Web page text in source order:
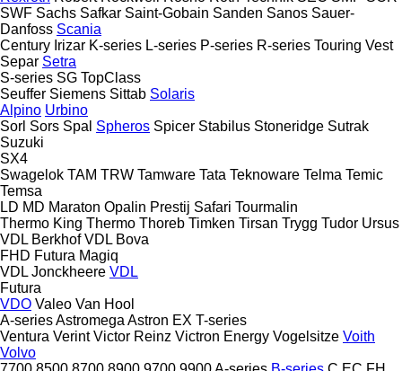
SWF Sachs Safkar Saint-Gobain Sanden Sanos Sauer-
Danfoss Scania
Century Irizar K-series L-series P-series R-series Touring Vest
Separ Setra
S-series SG TopClass
Seuffer Siemens Sittab Solaris
Alpino Urbino
Sorl Sors Spal Spheros Spicer Stabilus Stoneridge Sutrak
Suzuki
SX4
Swagelok TAM TRW Tamware Tata Teknoware Telma Temic
Temsa
LD MD Maraton Opalin Prestij Safari Tourmalin
Thermo King Thermo Thoreb Timken Tirsan Trygg Tudor Ursus
VDL Berkhof VDL Bova
FHD Futura Magiq
VDL Jonckheere VDL
Futura
VDO Valeo Van Hool
A-seriesAstromega Astron EX T-series
Ventura Verint Victor Reinz Victron Energy Vogelsitze Voith
Volvo